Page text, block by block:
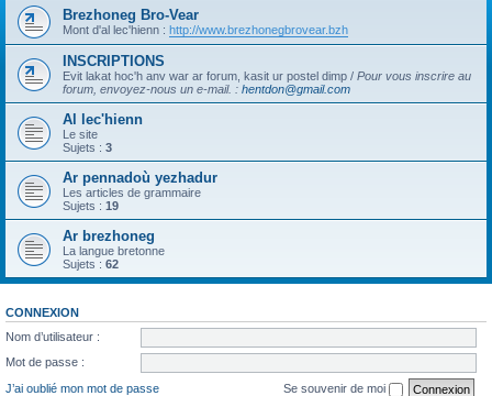
h
r
Brezhoneg Bro-Vear
Mont d'al lec'hienn : http://www.brezhonegbrovear.bzh
INSCRIPTIONS
Evit lakat hoc'h anv war ar forum, kasit ur postel dimp / Pour vous inscrire au
forum, envoyez-nous un e-mail. : hentdon@gmail.com
Al lec'hienn
Le site
Sujets : 3
Ar pennadoù yezhadur
Les articles de grammaire
Sujets : 19
Ar brezhoneg
La langue bretonne
Sujets : 62
CONNEXION
Nom d’utilisateur :
Mot de passe :
J’ai oublié mon mot de passe
Se souvenir de moi